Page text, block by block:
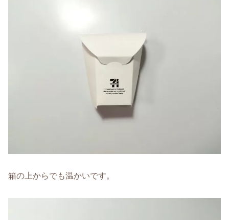
箱の上からでも温かいです。